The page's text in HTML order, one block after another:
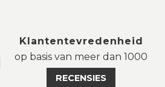
Klantentevredenheid
op basis van meer dan 1000
RECENSIES